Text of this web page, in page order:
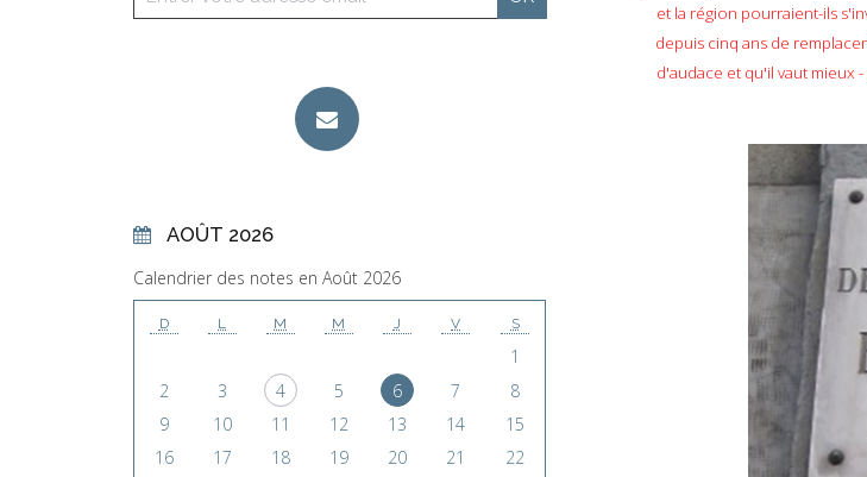
AOÛT 2026
Calendrier des notes en Août 2026
D L M M J V S
1
2
3 4 5 6 7
8
9
10 11 12 13 14
15
16
17 18 19 20 21
22
et la région pourraient-ils
depuis cinq ans de
d'audace et qu'il vaut